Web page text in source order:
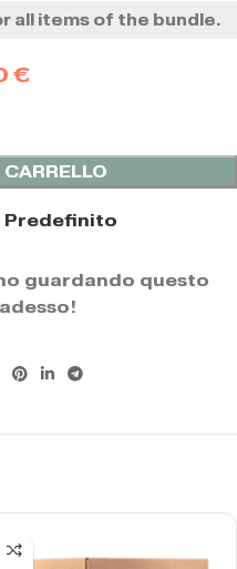
all items of the bundle.
Predefinito
guardando questo